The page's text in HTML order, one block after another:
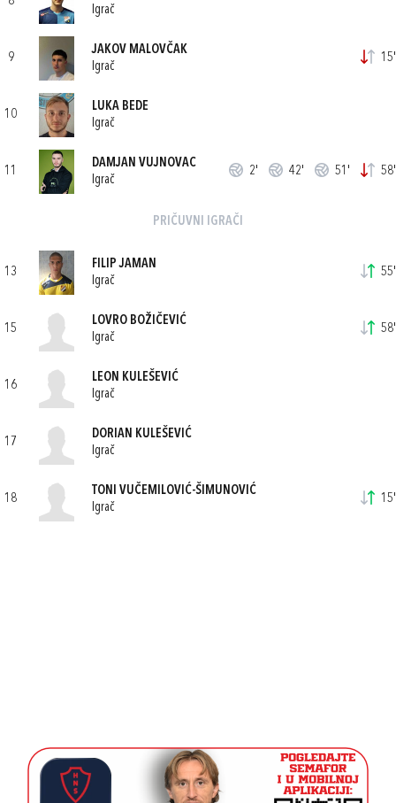
Igrač
9
JAKOV MALOVČAK
Igrač
15'
10
LUKA BEDE
Igrač
11
DAMJAN VUJNOVAC
Igrač
2' 42' 51' 58'
PRIČUVNI IGRAČI
13
FILIP JAMAN
Igrač
55'
15
LOVRO BOŽIČEVIĆ
Igrač
58'
16
LEON KULEŠEVIĆ
Igrač
17
DORIAN KULEŠEVIĆ
Igrač
18
TONI VUČEMILOVIĆ-ŠIMUNOVIĆ
Igrač
15'